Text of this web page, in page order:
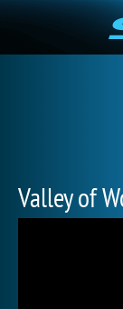
Valley of